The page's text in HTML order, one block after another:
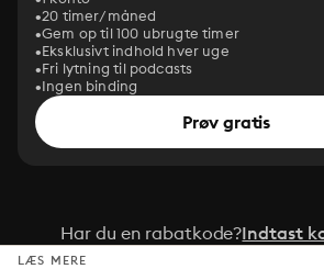
20 timer/måned
Gem op til 100 ubrugte timer
Eksklusivt indhold hver uge
Fri lytning til podcasts
Ingen binding
Prøv gratis
Har du en rabatkode?Indtast
LÆS MERE